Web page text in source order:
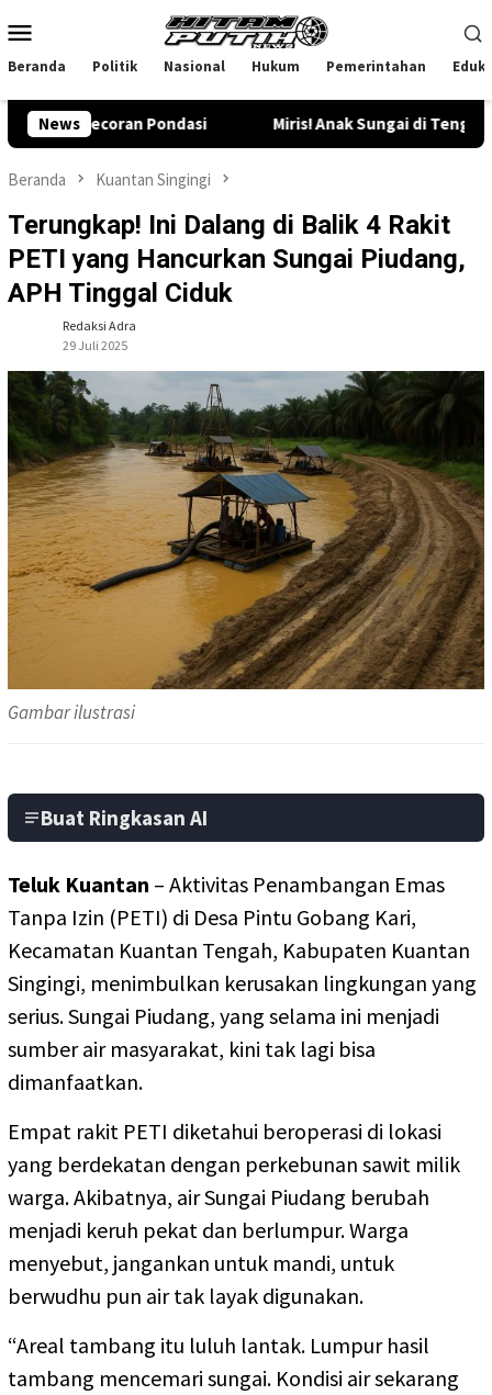
ke
Mobile
Beranda Politik Nasional Hukum Pemerintahan
News
Pondasi Miris! Anak Sungai di Tengah
Beranda Kuantan Singingi
Terungkap! Ini Dalang di Balik 4 Rakit
PETI yang Hancurkan Sungai Piudang,
APH Tinggal Ciduk
Redaksi Adra
29 Juli 2025
Gambar ilustrasi
Buat Ringkasan AI
Teluk Kuantan – Aktivitas Penambangan Emas
Tanpa Izin (PETI) di Desa Pintu Gobang Kari,
Kecamatan Kuantan Tengah, Kabupaten Kuantan
Singingi, menimbulkan kerusakan lingkungan yang
serius. Sungai Piudang, yang selama ini menjadi
sumber air masyarakat, kini tak lagi bisa
dimanfaatkan.
Empat rakit PETI diketahui beroperasi di lokasi
yang berdekatan dengan perkebunan sawit milik
warga. Akibatnya, air Sungai Piudang berubah
menjadi keruh pekat dan berlumpur. Warga
menyebut, jangankan untuk mandi, untuk
berwudhu pun air tak layak digunakan.
“Areal tambang itu luluh lantak. Lumpur hasil
tambang mencemari sungai. Kondisi air sekarang